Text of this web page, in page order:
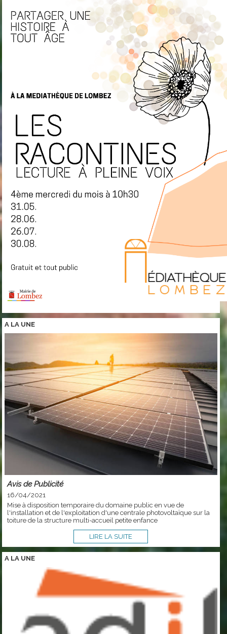
A LA UNE
Avis de Publicité
16/04/2021
Mise à disposition temporaire du domaine public en vue de
l'installation et de l'exploitation d'une centrale photovoltaïque sur la
toiture de la structure multi-accueil petite enfance
LIRE LA SUITE
A LA UNE